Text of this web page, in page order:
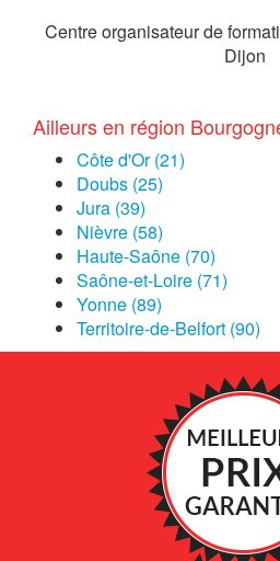
Centre organisateur de
Dijon
Ailleurs en région
Côte d'Or (21)
Doubs (25)
Jura (39)
Nièvre (58)
Haute-Saône (70)
Saône-et-Loire (71)
Yonne (89)
Territoire-de-Belfort (90)